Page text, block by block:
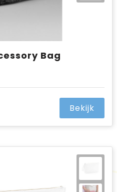
Bag
Bekijk